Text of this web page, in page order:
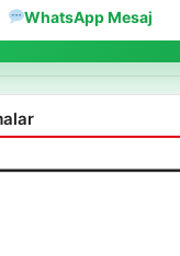
WhatsApp Mesaj